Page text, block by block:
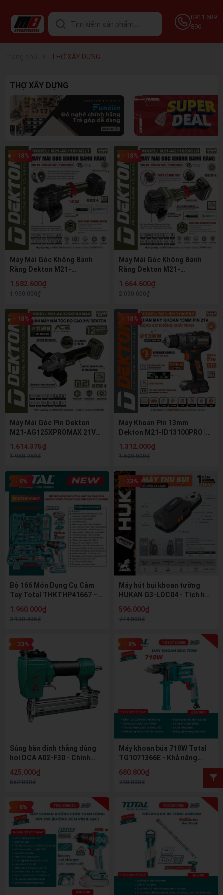
0911 689
896
THỢ XÂY DỰNG
THỢ XÂY DỰNG
- 18%
Máy Mài Góc Không Bánh
Răng Dekton M21-
Gen 4 Đầu Dài 14cm Điều
Chỉnh 5 Tốc Độ
1.582.600₫
1.930.000₫
- 18%
Máy Mài Góc Không Bánh
Răng Dekton M21-
Gen 4 Điều Chỉnh 5 Tốc Độ
100mm
1.664.600₫
2.030.000₫
- 18%
Máy Mài Góc Pin Dekton
M21-AG125XPROMAX 21V
Chỉnh 6 Tốc Độ, Cốt M14
1.614.375₫
1.968.750₫
- 18%
Máy Khoan Pin 13mm
Dekton M21-ID13100PRO |
- Chống Vặn Cổ Tay
(Kickback Control)
1.312.000₫
1.600.000₫
- 8%
Bộ 166 Món Dụng Cụ Cầm
Tay Total THKTHP41667 –
Không Chổi Than
1.960.000₫
2.130.435₫
- 23%
Máy hút bụi khoan tường
HUKAN G3-LDC04 - Tích hợp
cân bằng
596.000₫
774.000₫
- 23%
Súng bắn đinh thẳng dùng
hơi DCA A02-F30 - Chính
425.000₫
552.000₫
- 8%
Máy khoan búa 710W Total
TG1071366E - Khả năng
khoan 13mm, tốc độ vô cấp
680.800₫
740.000₫
- 8%